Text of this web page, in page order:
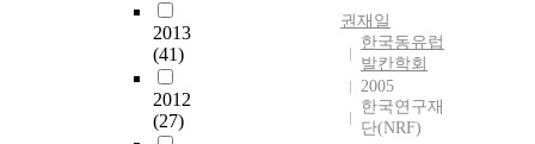
2013
(41)
2012
(27)
권재일
한국동유럽
발칸학회
2005
한국연구재
단(NRF)